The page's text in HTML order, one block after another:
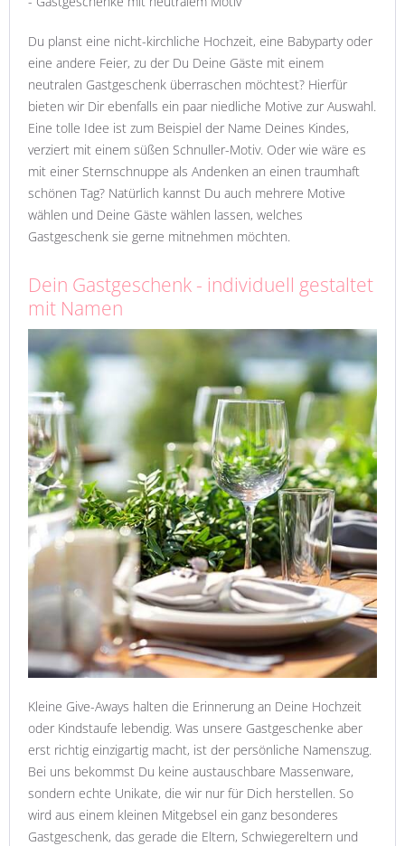
Du planst eine nicht-kirchliche Hochzeit, eine Babyparty oder
eine andere Feier, zu der Du Deine Gäste mit einem
neutralen Gastgeschenk überraschen möchtest? Hierfür
bieten wir Dir ebenfalls ein paar niedliche Motive zur Auswahl.
Eine tolle Idee ist zum Beispiel der Name Deines Kindes,
verziert mit einem süßen Schnuller-Motiv. Oder wie wäre es
mit einer Sternschnuppe als Andenken an einen traumhaft
schönen Tag? Natürlich kannst Du auch mehrere Motive
wählen und Deine Gäste wählen lassen, welches
Gastgeschenk sie gerne mitnehmen möchten.
Dein Gastgeschenk - individuell gestaltet
mit Namen
Kleine Give-Aways halten die Erinnerung an Deine Hochzeit
oder Kindstaufe lebendig. Was unsere Gastgeschenke aber
erst richtig einzigartig macht, ist der persönliche Namenszug.
Bei uns bekommst Du keine austauschbare Massenware,
sondern echte Unikate, die wir nur für Dich herstellen. So
wird aus einem kleinen Mitgebsel ein ganz besonderes
Gastgeschenk, das gerade die Eltern, Schwiegereltern und